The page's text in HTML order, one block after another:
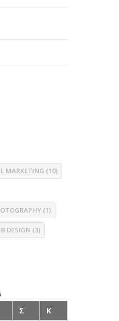
MARKETING (10)
(1)
DESIGN (3)
Σ
Κ